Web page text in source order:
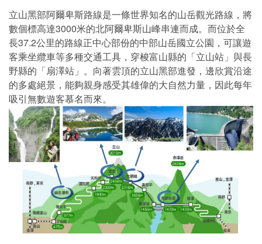
立山黑部阿爾卑斯路線是一條世界知名的山岳觀光路線，將
數個標高達3000米的北阿爾卑斯山峰串連而成。而位於全
長37.2公里的路線正中心部份的中部山岳國立公園，可讓遊
客乘坐纜車等多種交通工具，穿梭富山縣的「立山站」與長
野縣的「扇澤站」。向著雲頂的立山黑部進發，邊欣賞沿途
的多處絕景，能夠親身感受其雄偉的大自然力量，因此每年
吸引無數遊客慕名而來。